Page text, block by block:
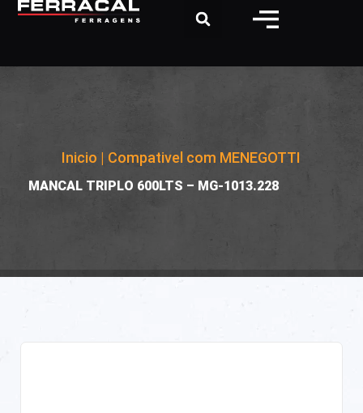
Inicio | Compativel com MENEGOTTI
MANCAL TRIPLO 600LTS – MG-1013.228